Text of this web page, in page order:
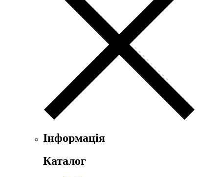
Інформація
Каталог